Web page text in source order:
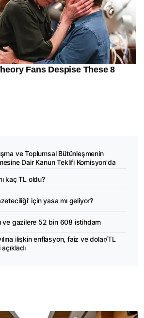
ve Toplumsal Bütünleşmenin
Dair Kanun Teklifi Komisyon'da
kaç TL oldu?
için yasa mı geliyor?
ve gazilere 52 bin 608 istihdam
ilişkin enflasyon, faiz ve dolar/TL